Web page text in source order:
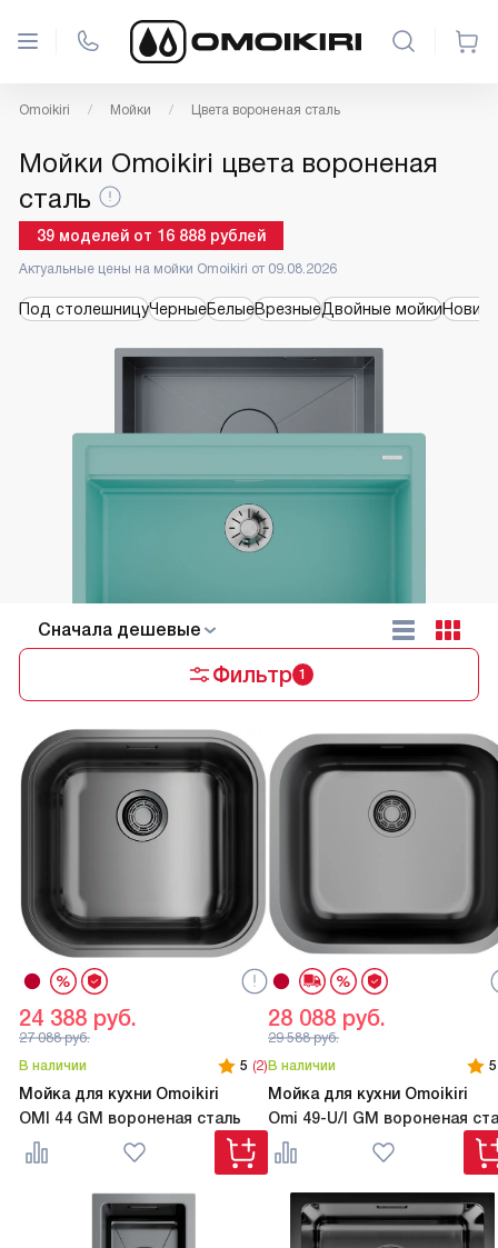
Omoikiri Мойки Цвета вороненая сталь
Мойки Omoikiri цвета вороненая
сталь
39 моделей от 16 888 рублей
Актуальные цены на мойки Omoikiri от 09.08.2026
Под столешницуЧерныеБелыеВрезныеДвойные мойки
Cначала дешевые
Фильтр 1
В наличии 5 (2)
Мойка для кухни Omoikiri
OMI 44 GM вороненая сталь
24 388 руб.
27 088руб.
В наличии
5
Мойка для кухни Omoikiri
Omi 49-U/I GM вороненая
28 088 руб.
29 588руб.